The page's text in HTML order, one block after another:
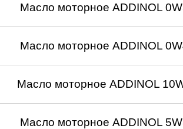
Масло моторное ADDINOL
Масло моторное ADDINOL
Масло моторное ADDINOL
Масло моторное ADDINOL